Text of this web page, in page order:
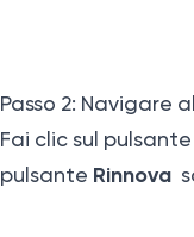
Passo 2: Navigare
Fai clic sul pulsante
pulsante Rinnova